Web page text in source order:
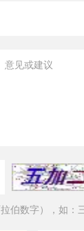
伯数字），如：